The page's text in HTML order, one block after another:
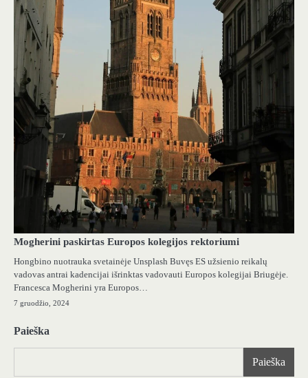
Mogherini paskirtas Europos kolegijos rektoriumi
Hongbino nuotrauka svetainėje Unsplash Buvęs ES užsienio reikalų
vadovas antrai kadencijai išrinktas vadovauti Europos kolegijai Briugėje.
Francesca Mogherini yra Europos…
7 gruodžio, 2024
Paieška
Paieška